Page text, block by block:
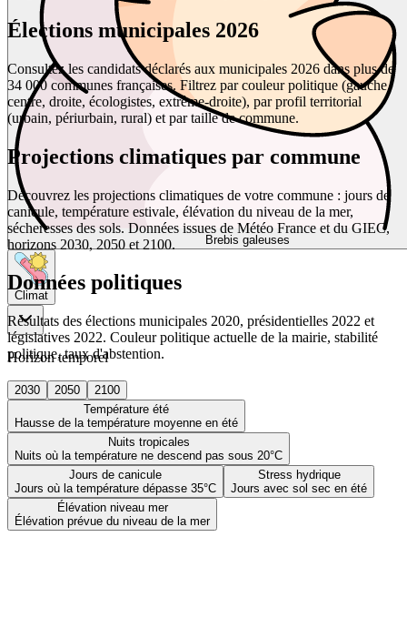
Brebis galeuses
Climat
Horizon temporel
2030 2050
2100
Température été
Hausse de la température moyenne en été
Nuits tropicales
Nuits où la température ne descend pas sous 20°C
Jours de canicule
Jours où la température dépasse 35°C
Stress hydrique
Jours avec sol sec en été
Élévation niveau mer
Élévation prévue du niveau de la mer
Élections municipales 2026
Consultez les candidats déclarés aux municipales 2026 dans plus de
34 000 communes françaises. Filtrez par couleur politique (gauche,
centre, droite, écologistes, extrême-droite), par profil territorial
(urbain, périurbain, rural) et par taille de commune.
Projections climatiques par commune
Découvrez les projections climatiques de votre commune : jours de
canicule, température estivale, élévation du niveau de la mer,
sécheresses des sols. Données issues de Météo France et du GIEC,
horizons 2030, 2050 et 2100.
Données politiques
Résultats des élections municipales 2020, présidentielles 2022 et
législatives 2022. Couleur politique actuelle de la mairie, stabilité
politique, taux d'abstention.